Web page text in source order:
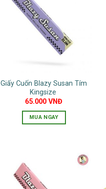
Giấy Cuốn Blazy Susan Tím
Kingsize
65.000VNĐ
MUA NGAY